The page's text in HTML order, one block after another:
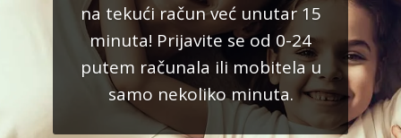
na tekući račun već unutar 15
minuta! Prijavite se od 0-24
putem računala ili mobitela u
samo nekoliko minuta.